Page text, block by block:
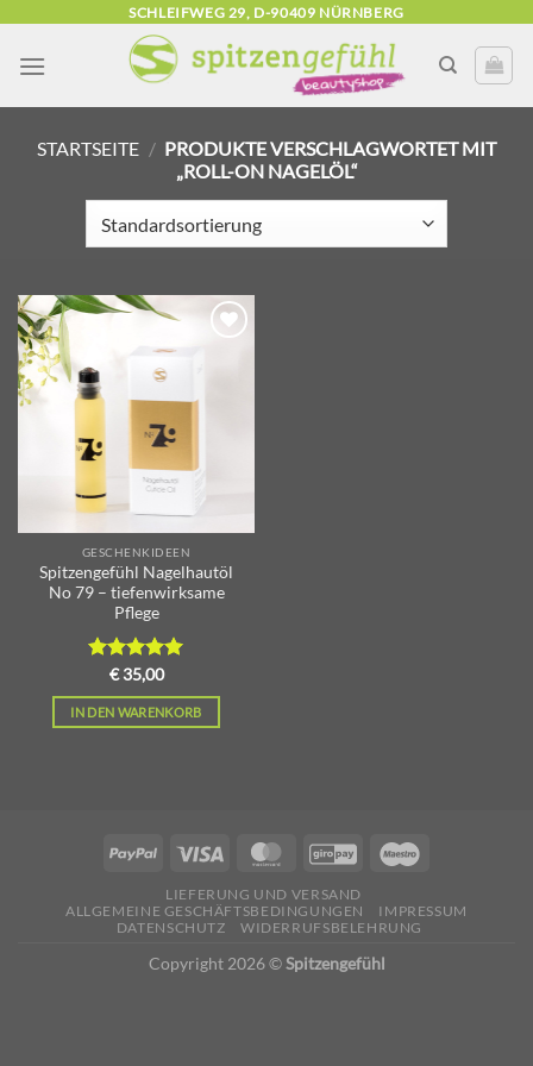
springen
SCHLEIFWEG 29, D-90409 NÜRNBERG
STARTSEITE / PRODUKTE VERSCHLAGWORTET MIT
„ROLL-ON NAGELÖL“
Wunschliste
GESCHENKIDEEN
Spitzengefühl Nagelhautöl
No 79 – tiefenwirksame
Pflege
Bewertet
mit5.00
von 5
€ 35,00
IN DEN WARENKORB
LIEFERUNG UND VERSAND
ALLGEMEINE GESCHÄFTSBEDINGUNGEN
IMPRESSUM
DATENSCHUTZ
WIDERRUFSBELEHRUNG
Copyright 2026 ©Spitzengefühl